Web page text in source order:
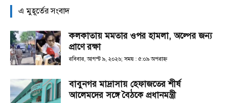
এ মুহূর্তের সংবাদ
কলকাতায় মমতার ওপর হামলা, অল্পের জন্য
প্রাণে রক্ষা
রবিবার, আগস্ট ৯, ২০২৬; সময় : ৫:০৯ অপরাহ্ণ
বাবুনগর মাদ্রাসায় হেফাজতের শীর্ষ
আলেমদের সঙ্গে বৈঠকে প্রধানমন্ত্রী